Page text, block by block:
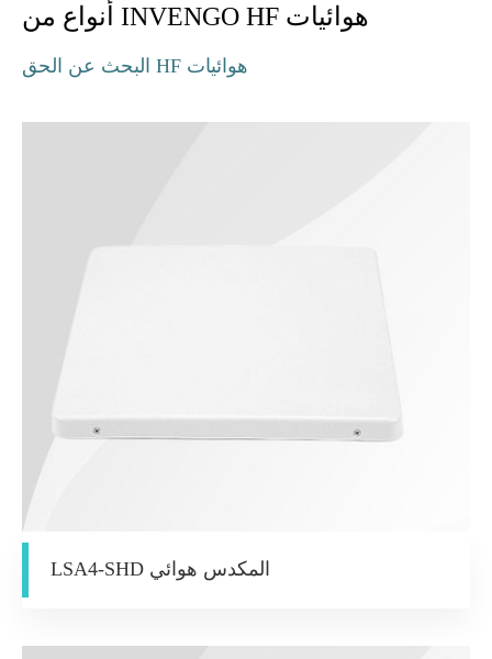
أنواع من INVENGO HF هوائيات
البحث عن الحق HF هوائيات
LSA4-SHD المكدس هوائي